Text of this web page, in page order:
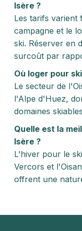
Isère ?
Les tarifs varient
campagne et le
ski. Réserver en
surcoût par
Où loger pour
Le secteur de
l'Alpe d'Huez,
domaines
Quelle est la
Isère ?
L'hiver pour le
Vercors et
offrent une